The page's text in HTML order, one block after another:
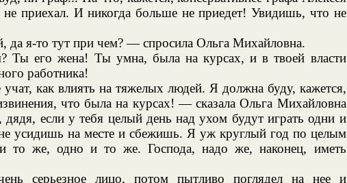
не приехал. И никогда больше не приедет! Увидишь, что не
я-то тут при чем? — спросила Ольга Михайловна.
Ты его жена! Ты умна, была на курсах, и в твоей власти
работника!
как влиять на тяжелых людей. Я должна буду, кажется,
что была на курсах! — сказала Ольга Михайловна
если у тебя целый день над ухом будут играть одни и
усидишь на месте и сбежишь. Я уж круглый год по целым
то же, одно и то же. Господа, надо же, наконец, иметь
серьезное лицо, потом пытливо поглядел на нее и